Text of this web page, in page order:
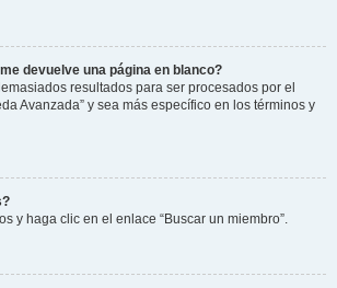
devuelve una página en blanco?
resultados para ser procesados por el
Avanzada” y sea más específico en los términos y
y haga clic en el enlace “Buscar un miembro”.